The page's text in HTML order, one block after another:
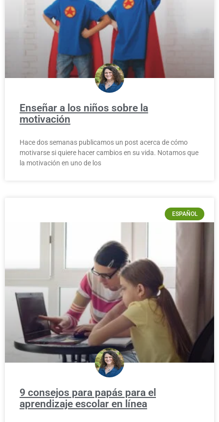
Enseñar a los niños sobre la
motivación
Hace dos semanas publicamos un post acerca de cómo
motivarse si quiere hacer cambios en su vida. Notamos que
la motivación en uno de los
ESPAÑOL
9 consejos para papás para el
aprendizaje escolar en línea